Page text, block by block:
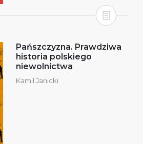
Pańszczyzna. Prawdziwa
historia polskiego
niewolnictwa
Kamil Janicki